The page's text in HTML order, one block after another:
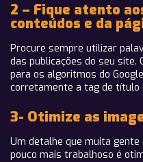
2 – Fique atento
conteúdos e da
Procure sempre utilizar
das publicações do seu
para os algoritmos do
corretamente a tag de título
3- Otimize as
Um detalhe que muita
pouco mais trabalhoso é